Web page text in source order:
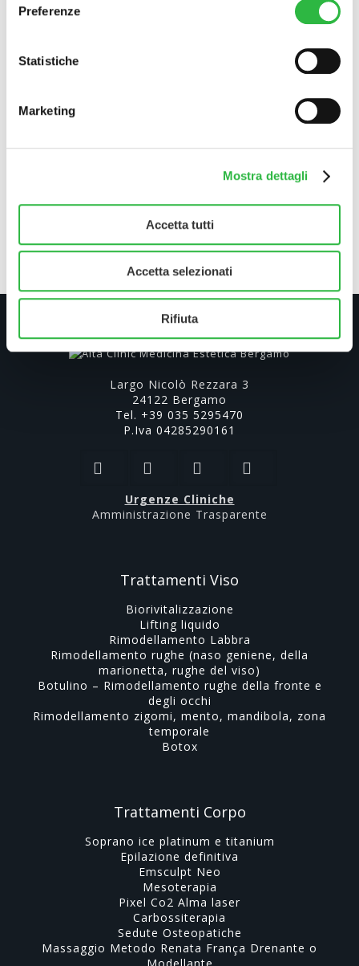
Preferenze
Statistiche
Marketing
Mostra dettagli
Accetta tutti
Accetta selezionati
Rifiuta
Privacy Policy.
7+3=?
Largo Nicolò Rezzara 3
24122 Bergamo
Tel. +39 035 5295470
P.Iva 04285290161
Urgenze Cliniche
Amministrazione Trasparente
Trattamenti Viso
Biorivitalizzazione
Lifting liquido
Rimodellamento Labbra
Rimodellamento rughe (naso geniene, della
marionetta, rughe del viso)
Botulino – Rimodellamento rughe della fronte e
degli occhi
Rimodellamento zigomi, mento, mandibola, zona
temporale
Botox
Trattamenti Corpo
Soprano ice platinum e titanium
Epilazione definitiva
Emsculpt Neo
Mesoterapia
Pixel Co2 Alma laser
Carbossiterapia
Sedute Osteopatiche
Massaggio Metodo Renata França Drenante o